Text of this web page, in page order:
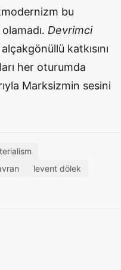
bu
Devrimci
önüllü katkısını
her oturumda
Marksizmin sesini
levent dölek